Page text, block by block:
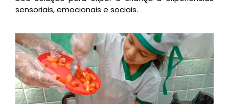
sensoriais, emocionais e sociais.